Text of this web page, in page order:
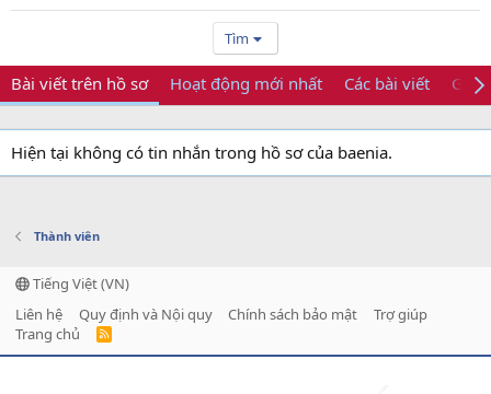
Tìm
Bài viết trên hồ sơ Hoạt động mới nhất Các bài viết Giới
Hiện tại không có tin nhắn trong hồ sơ của baenia.
Thành viên
Tiếng Việt (VN)
Liên hệ
Quy định và Nội quy Chính sách bảo mật
Trợ giúp
Trang chủ
R